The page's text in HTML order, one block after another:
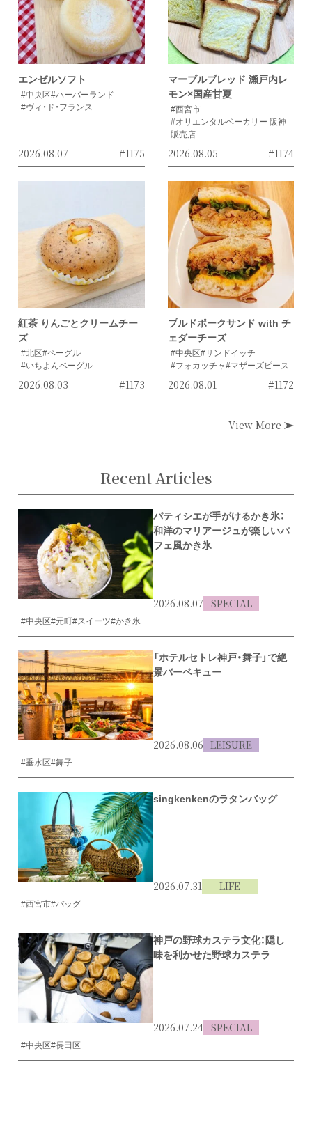
エンゼルソフト
#中央区#ハーバーランド
#ヴィ・ド・フランス
2026.08.07 #1175
マーブルブレッド 瀬戸内レ
モン×国産甘夏
#西宮市
#オリエンタルベーカリー 阪神
販売店
2026.08.05 #1174
紅茶 りんごとクリームチー
ズ
#北区#ベーグル
#いちよんベーグル
2026.08.03 #1173
プルドポークサンド with チ
ェダーチーズ
#中央区#サンドイッチ
#フォカッチャ#マザーズピース
2026.08.01 #1172
View More
Recent Articles
パティシエが手がけるかき氷：
和洋のマリアージュが楽しいパ
フェ風かき氷
2026.08.07 SPECIAL
#中央区#元町#スイーツ#かき氷
「ホテルセトレ神戸・舞子」で絶
景バーベキュー
2026.08.06 LEISURE
#垂水区#舞子
singkenkenのラタンバッグ
2026.07.31 LIFE
#西宮市#バッグ
神戸の野球カステラ文化：隠し
味を利かせた野球カステラ
2026.07.24 SPECIAL
#中央区#長田区